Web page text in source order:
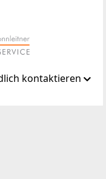
kontaktieren